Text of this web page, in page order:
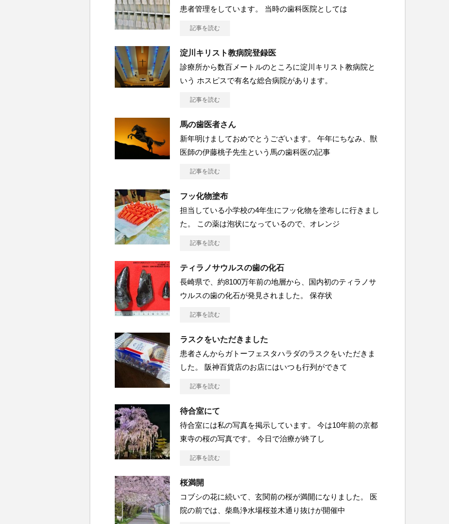
患者管理をしています。 当時の歯科医院としては
記事を読む
淀川キリスト教病院登録医
診療所から数百メートルのところに淀川キリスト教病院と
いう ホスピスで有名な総合病院があります。
記事を読む
馬の歯医者さん
新年明けましておめでとうございます。 午年にちなみ、獣
医師の伊藤桃子先生という馬の歯科医の記事
記事を読む
フッ化物塗布
担当している小学校の4年生にフッ化物を塗布しに行きまし
た。 この薬は泡状になっているので、オレンジ
記事を読む
ティラノサウルスの歯の化石
長崎県で、約8100万年前の地層から、国内初のティラノサ
ウルスの歯の化石が発見されました。 保存状
記事を読む
ラスクをいただきました
患者さんからガトーフェスタハラダのラスクをいただきま
した。 阪神百貨店のお店にはいつも行列ができて
記事を読む
待合室にて
待合室には私の写真を掲示しています。 今は10年前の京都
東寺の桜の写真です。 今日で治療が終了し
記事を読む
桜満開
コブシの花に続いて、玄関前の桜が満開になりました。 医
院の前では、柴島浄水場桜並木通り抜けが開催中